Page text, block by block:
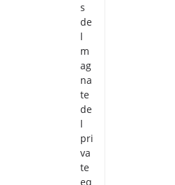
s
de
l
m
ag
na
te
de
l
pri
va
te
eq